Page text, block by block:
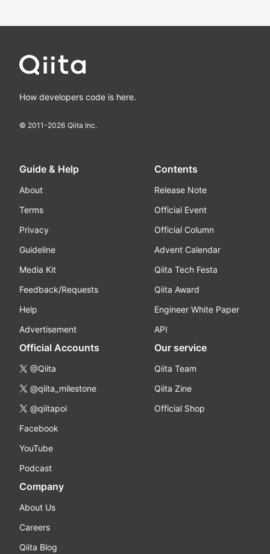
How developers code is here.
© 2011-2026 Qiita Inc.
Guide & Help
About
Terms
Privacy
Guideline
Media Kit
Feedback/Requests
Help
Advertisement
Contents
Release Note
Official Event
Official Column
Advent Calendar
Qiita Tech Festa
Qiita Award
Engineer White Paper
API
Official Accounts
@Qiita
@qiita_milestone
@qiitapoi
Facebook
YouTube
Podcast
Our service
Qiita Team
Qiita Zine
Official Shop
Company
About Us
Careers
Qiita Blog